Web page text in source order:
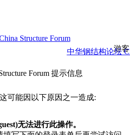
游
中华钢结构论坛
Forum 提示信息
可能因以下原因之一造成:
无法进行此操作。